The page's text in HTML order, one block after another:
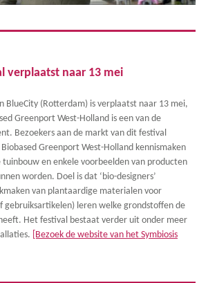
verplaatst naar 13 mei
BlueCity (Rotterdam) is verplaatst naar 13 mei,
Greenport West-Holland is een van de
Bezoekers aan de markt van dit festival
Greenport West-Holland kennismaken
en enkele voorbeelden van producten
worden. Doel is dat ‘bio-designers’
van plantaardige materialen voor
gebruiksartikelen) leren welke grondstoffen de
Het festival bestaat verder uit onder meer
[Bezoek de website van het Symbiosis